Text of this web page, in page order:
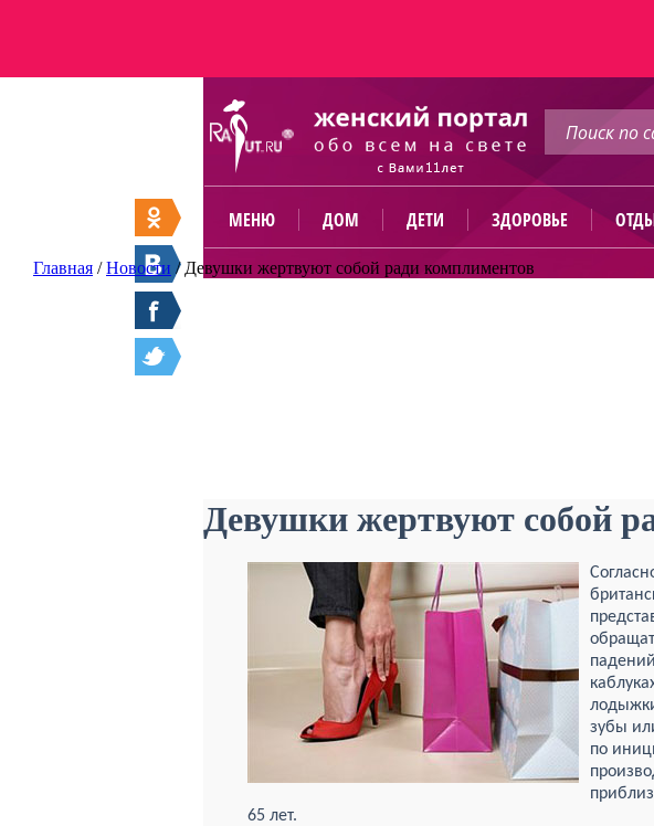
МЕНЮ ДОМ ДЕТИ ЗДОРОВЬЕ
Главная /Новости / Девушки жертвуют собой ради комплиментов
Девушки жертвуют собой
зубы
по
65 лет.